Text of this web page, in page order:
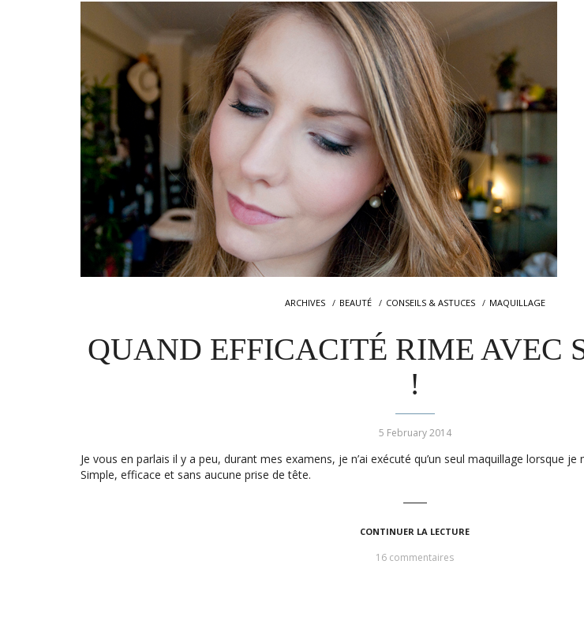
ARCHIVES BEAUTÉ CONSEILS & ASTUCES MAQUILLAGE
QUAND EFFICACITÉ RIME AVEC
!
5 February 2014
Je vous en parlais il y a peu, durant mes examens, je n’ai exécuté qu’un seul maquillage lorsque
Simple, efficace et sans aucune prise de tête.
CONTINUER LA LECTURE
16 commentaires